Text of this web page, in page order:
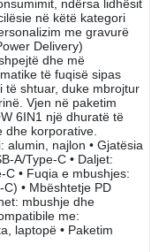
ndërsa lidhësit
në këtë kategori
me gravurë
Delivery)
dhe më
të fuqisë sipas
të shtuar, duke mbrojtur
Vjen në paketim
6IN1 një dhuratë të
dhe korporative.
alumin, najlon • Gjatësia
A/Type-C • Daljet:
C • Fuqia e mbushjes:
• Mbështetje PD
mbushje dhe
me:
laptopë • Paketim